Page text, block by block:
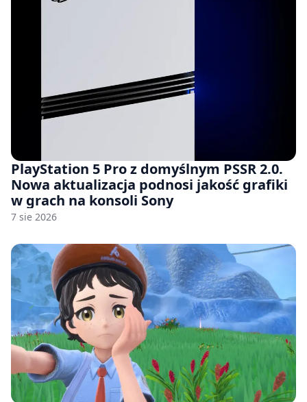
PlayStation 5 Pro z domyślnym PSSR 2.0.
Nowa aktualizacja podnosi jakość grafiki
w grach na konsoli Sony
7 sie 2026